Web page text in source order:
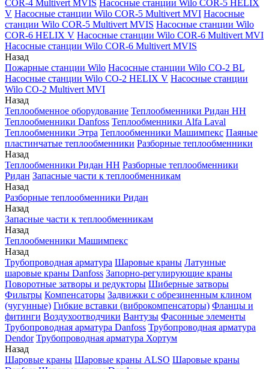
COR-4 Multivert MVIS Насосные станции Wilo COR-5 HELIX
V Насосные станции Wilo COR-5 Multivert MVI Насосные
станции Wilo COR-5 Multivert MVIS Насосные станции Wilo
COR-6 HELIX V Насосные станции Wilo COR-6 Multivert MVI
Насосные станции Wilo COR-6 Multivert MVIS
Назад
Пожарные станции Wilo Насосные станции Wilo CO-2 BL
Насосные станции Wilo CO-2 HELIX V Насосные станции
Wilo CO-2 Multivert MVI
Назад
Теплообменное оборудование Теплообменники Ридан НН
Теплообменники Danfoss Теплообменники Alfa Laval
Теплообменники Этра Теплообменники Машимпекс Паяные
пластинчатые теплообменники Разборные теплообменники
Назад
Теплообменники Ридан НН Разборные теплообменники
Ридан Запасные части к теплообменникам
Назад
Разборные теплообменники Ридан
Назад
Запасные части к теплообменникам
Назад
Теплообменники Машимпекс
Назад
Трубопроводная арматура Шаровые краны Латунные
шаровые краны Danfoss Запорно-регулирующие краны
Поворотные затворы и редукторы Шиберные затворы
Фильтры Компенсаторы Задвижки с обрезиненным клином
(чугунные) Гибкие вставки (виброкомпенсаторы) Фланцы и
фитинги Воздухоотводчики Вантузы Фасонные элементы
Трубопроводная арматура Danfoss Трубопроводная арматура
Dendor Трубопроводная арматура Хортум
Назад
Шаровые краны Шаровые краны ALSO Шаровые краны